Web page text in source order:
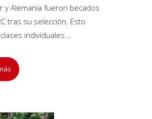
y Alemania fueron becados
tras su selección. Esto
individuales...